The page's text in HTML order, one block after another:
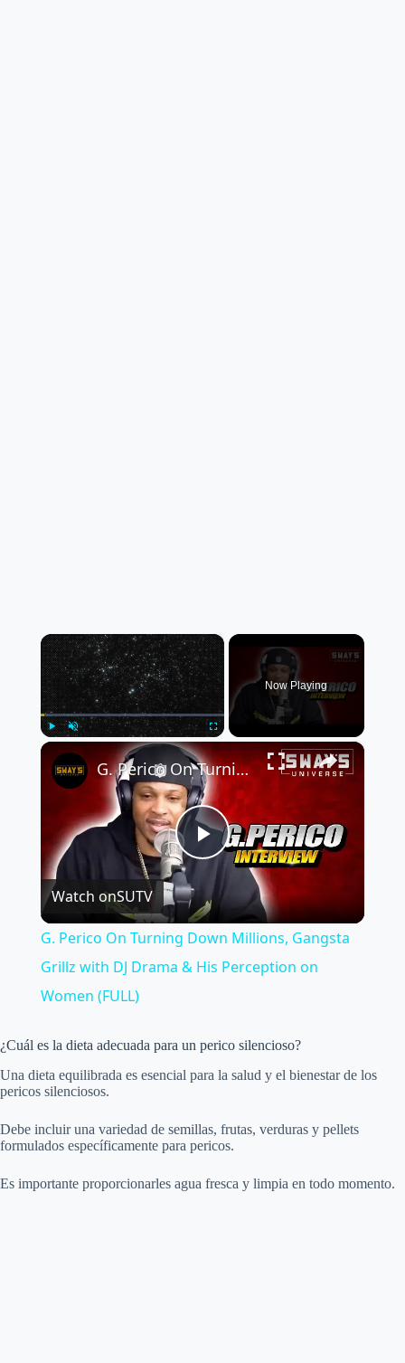
×
Now Playing
×
P
l
a
V
i
d
G. Perico On Turning Down Millions, Gangsta Grillz with DJ Drama & His Perception on Women (FULL)
Watch onSUTV
G. Perico On Turning Down Millions, Gangsta
Grillz with DJ Drama & His Perception on
Women (FULL)
¿Cuál es la dieta adecuada para un perico silencioso?
Una dieta equilibrada es esencial para la salud y el bienestar de los
pericos silenciosos.
Debe incluir una variedad de semillas, frutas, verduras y pellets
formulados específicamente para pericos.
Es importante proporcionarles agua fresca y limpia en todo momento.